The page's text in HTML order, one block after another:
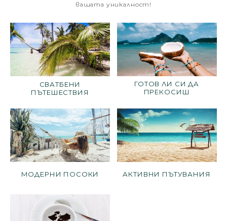
вашата уникалност!
СВАТБЕНИ
ПЪТЕШЕСТВИЯ
ГОТОВ ЛИ СИ ДА
ПРЕКОСИШ
МОДЕРНИ ПОСОКИ АКТИВНИ ПЪТУВАНИЯ